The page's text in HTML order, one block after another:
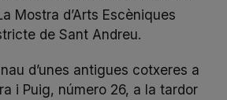
Mostra d’Arts Escèniques
de Sant Andreu.
d’unes antigues cotxeres a
i Puig, número 26, a la tardor